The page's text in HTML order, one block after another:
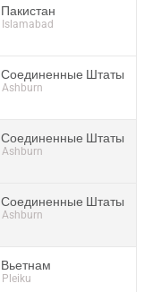
Пакистан
Islamabad
Соединенные Штаты
Ashburn
Соединенные Штаты
Ashburn
Соединенные Штаты
Ashburn
Вьетнам
Pleiku